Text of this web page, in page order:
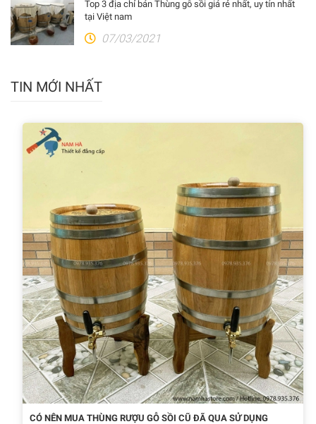
Top 3 địa chỉ bán Thùng gỗ sồi giá rẻ nhất, uy tín nhất
tại Việt nam
07/03/2021
TIN MỚI NHẤT
CÓ NÊN MUA THÙNG RƯỢU GỖ SỒI CŨ ĐÃ QUA SỬ DỤNG